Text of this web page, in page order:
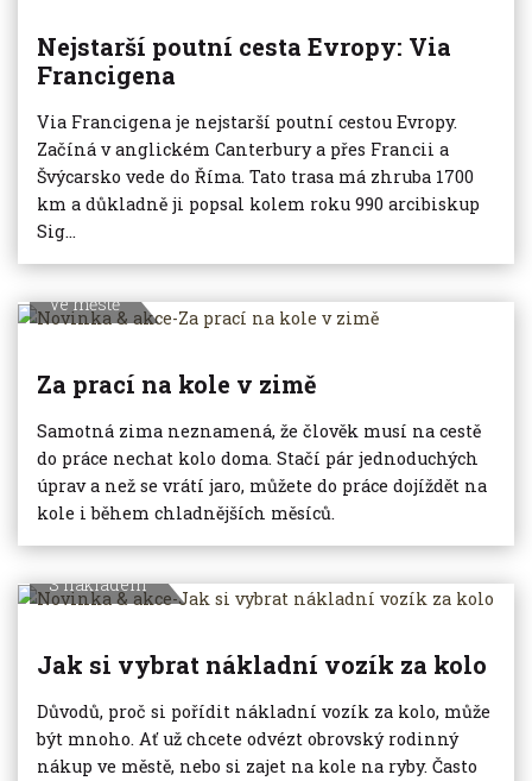
Nejstarší poutní cesta Evropy: Via
Francigena
Via Francigena je nejstarší poutní cestou Evropy.
Začíná v anglickém Canterbury a přes Francii a
Švýcarsko vede do Říma. Tato trasa má zhruba 1700
km a důkladně ji popsal kolem roku 990 arcibiskup
Sig...
Ve městě
Za prací na kole v zimě
Samotná zima neznamená, že člověk musí na cestě
do práce nechat kolo doma. Stačí pár jednoduchých
úprav a než se vrátí jaro, můžete do práce dojíždět na
kole i během chladnějších měsíců.
S nákladem
Jak si vybrat nákladní vozík za kolo
Důvodů, proč si pořídit nákladní vozík za kolo, může
být mnoho. Ať už chcete odvézt obrovský rodinný
nákup ve městě, nebo si zajet na kole na ryby. Často